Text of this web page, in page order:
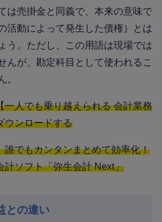
は売掛金と同義で、本来の意味で
活動によって発生した債権）とは
う。ただし、この用語は現場では
んが、勘定科目として使われるこ
。
一人でも乗り越えられる 会計業務
ウンロードする
誰でもカンタンまとめて効率化！
計ソフト「弥生会計 Next」
との違い